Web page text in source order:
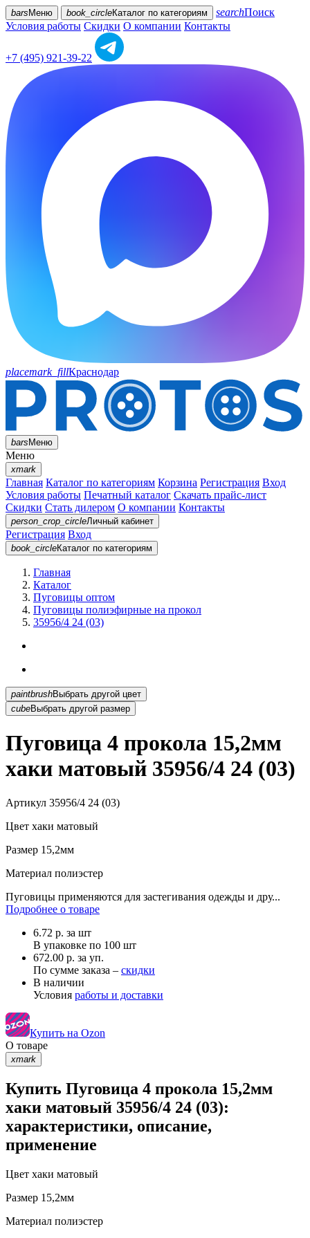
bars Меню book_circleКаталог по категориям searchПоиск
Условия работы Скидки О компании Контакты
+7 (495) 921-39-22
placemark_fillКраснодар
barsМеню
Меню
xmark
Главная Каталог по категориям Корзина Регистрация Вход
Условия работы Печатный каталог Скачать прайс-лист
Скидки Стать дилером О компании Контакты
person_crop_circleЛичный кабинет
Регистрация Вход
book_circleКаталог по категориям
Главная
Каталог
Пуговицы оптом
Пуговицы полиэфирные на прокол
35956/4 24 (03)
paintbrush
Выбрать другой цвет
cubeВыбрать другой размер
Пуговица 4 прокола 15,2мм
хаки матовый 35956/4 24 (03)
Артикул 35956/4 24 (03)
Цвет хаки матовый
Размер 15,2мм
Материал полиэстер
Пуговицы применяются для застегивания одежды и дру...
Подробнее о товаре
6.72 р. за шт
В упаковке по 100 шт
672.00 р. за уп.
По сумме заказа – скидки
В наличии
Условия работы и доставки
Купить на Ozon
О товаре
xmark
Купить Пуговица 4 прокола 15,2мм
хаки матовый 35956/4 24 (03):
характеристики, описание,
применение
Цвет хаки матовый
Размер 15,2мм
Материал полиэстер